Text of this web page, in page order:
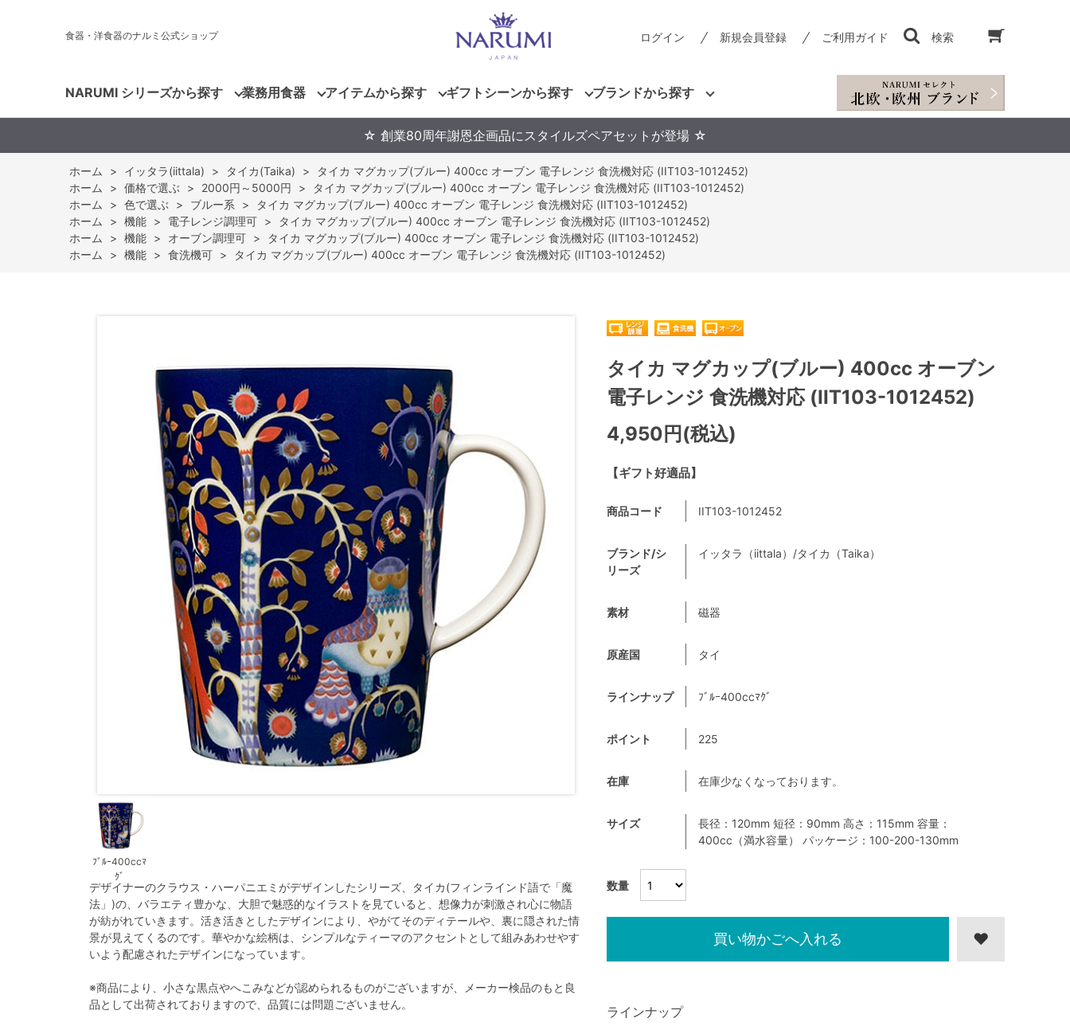
食器・洋食器のナルミ公式ショップ ログイン 新規会員登録 ご利用ガイド 検索
NARUMI シリーズから探す 業務用食器 アイテムから探す ギフトシーンから探す ブランドから探す
☆ 創業80周年謝恩企画品にスタイルズペアセットが登場 ☆
ホーム > イッタラ(iittala) > タイカ(Taika) >
タイカ マグカップ(ブルー) 400cc オーブン 電子レンジ 食洗機対応 (IIT103-1012452)
ホーム
> 価格で選ぶ > 2000円～5000円 >
タイカ マグカップ(ブルー) 400cc オーブン 電子レンジ 食洗機対応 (IIT103-1012452)
ホーム
> 色で選ぶ > ブルー系 >
タイカ マグカップ(ブルー) 400cc オーブン 電子レンジ 食洗機対応 (IIT103-1012452)
ホーム
> 機能 > 電子レンジ調理可 >
タイカ マグカップ(ブルー) 400cc オーブン 電子レンジ 食洗機対応 (IIT103-1012452)
ホーム
> 機能 > オーブン調理可 >
タイカ マグカップ(ブルー) 400cc オーブン 電子レンジ 食洗機対応 (IIT103-1012452)
ホーム
> 機能 > 食洗機可 > タイカ マグカップ(ブルー) 400cc オーブン 電子レンジ 食洗機対応 (IIT103-1012452)
ﾌﾞﾙｰ400ccﾏ
ｸﾞ
デザイナーのクラウス・ハーパニエミがデザインしたシリーズ、タイカ(フィンラインド語で「魔
法」)の、バラエティ豊かな、大胆で魅惑的なイラストを見ていると、想像力が刺激され心に物語
が紡がれていきます。活き活きとしたデザインにより、やがてそのディテールや、裏に隠された情
景が見えてくるのです。華やかな絵柄は、シンプルなティーマのアクセントとして組みあわせやす
いよう配慮されたデザインになっています。
※商品により、小さな黒点やへこみなどが認められるものがございますが、メーカー検品のもと良
品として出荷されておりますので、品質には問題ございません。
【ギフト好適品】
タイカ マグカップ(ブルー) 400cc オーブン
電子レンジ 食洗機対応 (IIT103-1012452)
4,950円(税込)
数量
商品コード IIT103-1012452
ブランド/シ
リーズ
イッタラ（iittala）/タイカ（Taika）
素材 磁器
原産国 タイ
ラインナップ ﾌﾞﾙｰ400ccﾏｸﾞ
ポイント 225
在庫 在庫少なくなっております。
サイズ
長径：120mm 短径：90mm 高さ：115mm 容量：
400cc（満水容量） パッケージ：100-200-130mm
ラインナップ
買い物かごへ入れる